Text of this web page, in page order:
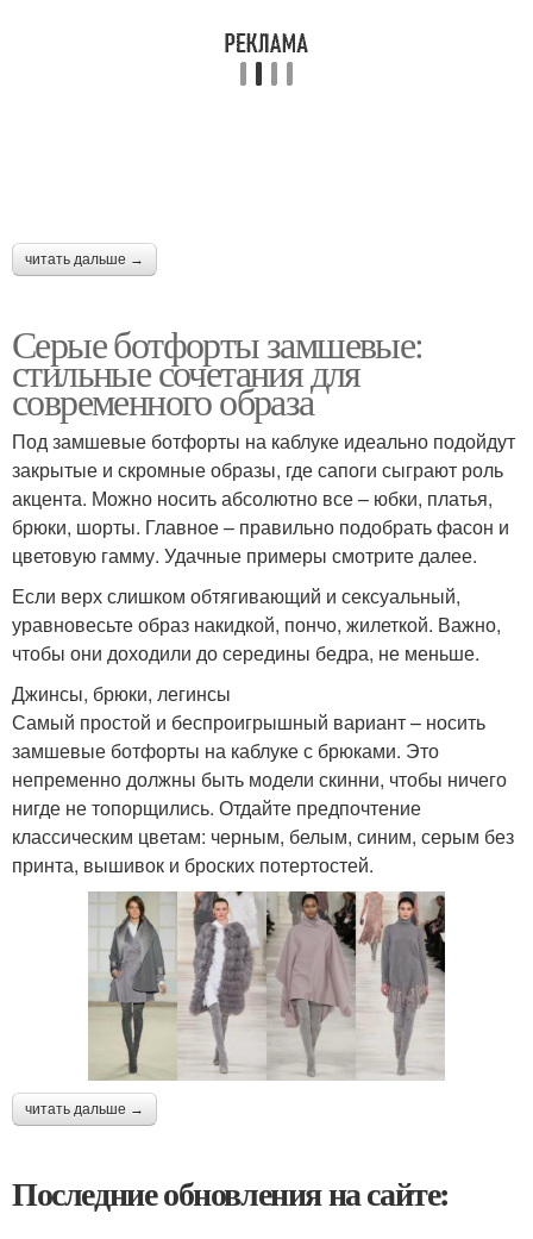
читать дальше →
Серые ботфорты замшевые:
стильные сочетания для
современного образа
Под замшевые ботфорты на каблуке идеально подойдут
закрытые и скромные образы, где сапоги сыграют роль
акцента. Можно носить абсолютно все – юбки, платья,
брюки, шорты. Главное – правильно подобрать фасон и
цветовую гамму. Удачные примеры смотрите далее.
Если верх слишком обтягивающий и сексуальный,
уравновесьте образ накидкой, пончо, жилеткой. Важно,
чтобы они доходили до середины бедра, не меньше.
Джинсы, брюки, легинсы
Самый простой и беспроигрышный вариант – носить
замшевые ботфорты на каблуке с брюками. Это
непременно должны быть модели скинни, чтобы ничего
нигде не топорщились. Отдайте предпочтение
классическим цветам: черным, белым, синим, серым без
принта, вышивок и броских потертостей.
читать дальше →
Последние обновления на сайте: